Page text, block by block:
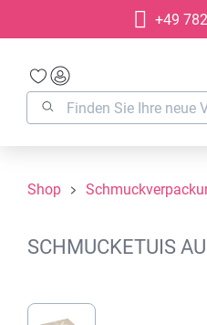
Zur +49
Shop
SCHMUCKETUIS
Bildergalerie überspringen